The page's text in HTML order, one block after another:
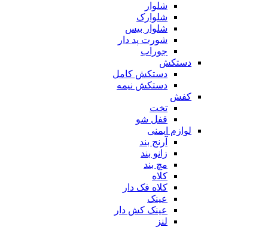
شلوار
شلوارک
شلوار بیس
شورت پد دار
جوراب
دستکش
دستکش کامل
دستکش نیمه
کفش
تخت
قفل شو
لوازم ایمنی
آرنج بند
زانو بند
مچ بند
کلاه
کلاه فک دار
عینک
عینک کش دار
لنز